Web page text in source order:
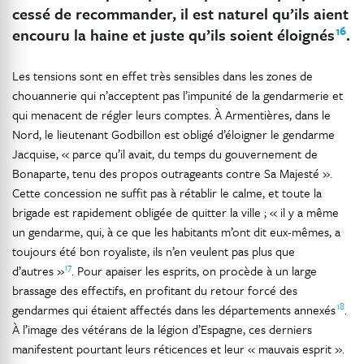
cessé de recommander, il est naturel qu’ils aient
encouru la haine et juste qu’ils soient éloignés16.
Les tensions sont en effet très sensibles dans les zones de
chouannerie qui n’acceptent pas l’impunité de la gendarmerie et
qui menacent de régler leurs comptes. À Armentières, dans le
Nord, le lieutenant Godbillon est obligé d’éloigner le gendarme
Jacquise, « parce qu’il avait, du temps du gouvernement de
Bonaparte, tenu des propos outrageants contre Sa Majesté ».
Cette concession ne suffit pas à rétablir le calme, et toute la
brigade est rapidement obligée de quitter la ville ; « il y a même
un gendarme, qui, à ce que les habitants m’ont dit eux-mêmes, a
toujours été bon royaliste, ils n’en veulent pas plus que
d’autres »17. Pour apaiser les esprits, on procède à un large
brassage des effectifs, en profitant du retour forcé des
gendarmes qui étaient affectés dans les départements annexés18.
À l’image des vétérans de la légion d’Espagne, ces derniers
manifestent pourtant leurs réticences et leur « mauvais esprit ».